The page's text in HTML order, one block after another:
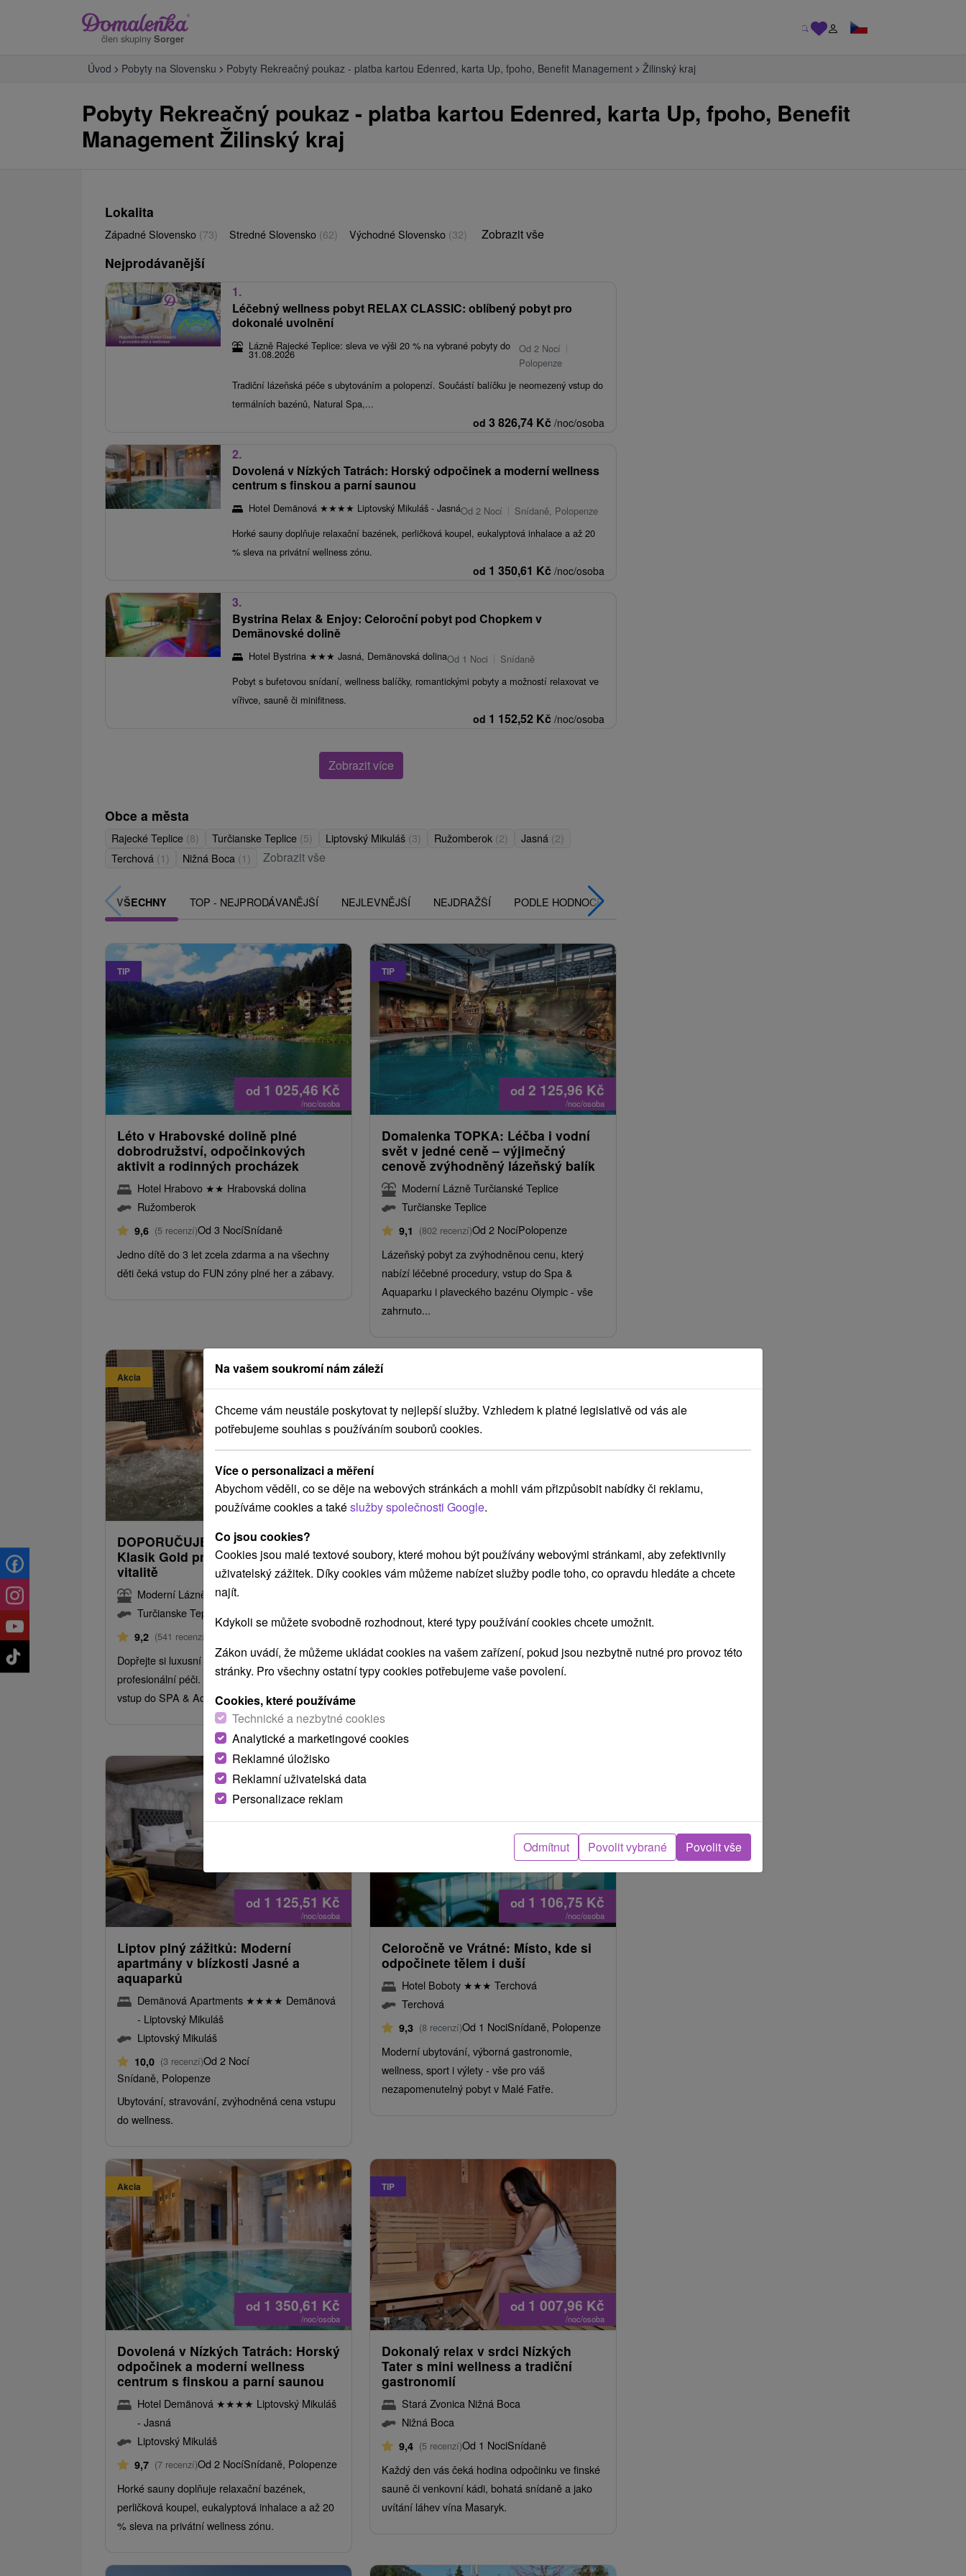
člen skupiny Sorger
Úvod Pobyty na Slovensku Pobyty Rekreačný poukaz - platba kartou Edenred, karta Up, fpoho, Benefit Management Žilinský kraj
Pobyty Rekreačný poukaz - platba kartou Edenred, karta Up, fpoho, Benefit
Management Žilinský kraj
Lokalita
Západné Slovensko (73) Stredné Slovensko (62) Východné Slovensko (32) Zobrazit vše
Nejprodávanější
1.
Léčebný wellness pobyt RELAX CLASSIC: oblíbený pobyt pro
dokonalé uvolnění
Lázně Rajecké Teplice: sleva ve výši 20 % na vybrané pobyty do
31.08.2026
Od 2 Nocí
Polopenze
Tradiční lázeňská péče s ubytováním a polopenzí. Součástí balíčku je neomezený vstup do
termálních bazénů, Natural Spa,...
od 3 826,74 Kč /noc/osoba
2.
Dovolená v Nízkých Tatrách: Horský odpočinek a moderní wellness
centrum s finskou a parní saunou
Hotel Demänová ★★★★ Liptovský Mikuláš - JasnáOd 2 Nocí
Snídaně, Polopenze
Horké sauny doplňuje relaxační bazének, perličková koupel, eukalyptová inhalace a až 20
% sleva na privátní wellness zónu.
od 1 350,61 Kč /noc/osoba
3.
Bystrina Relax & Enjoy: Celoroční pobyt pod Chopkem v
Demänovské dolině
Hotel Bystrina ★★★ Jasná, Demänovská dolinaOd 1 Noci
Snídaně
Pobyt s bufetovou snídaní, wellness balíčky, romantickými pobyty a možností relaxovat ve
vířivce, sauně či minifitness.
od 1 152,52 Kč /noc/osoba
Zobrazit více
Obce a města
Rajecké Teplice (8) Turčianske Teplice (5) Liptovský Mikuláš (3) Ružomberok (2) Jasná (2)
Terchová (1) Nižná Boca (1) Zobrazit vše
VŠECHNY TOP - NEJPRODÁVANĚJŠÍ NEJLEVNĚJŠÍ NEJDRAŽŠÍ PODLE HODNOCENÍ
TIP
od 1 025,46 Kč
/noc/osoba
Léto v Hrabovské dolině plné
dobrodružství, odpočinkových
aktivit a rodinných procházek
Hotel Hrabovo ★★ Hrabovská dolina
Ružomberok
9,6 (5 recenzí)Od 3 NocíSnídaně
Jedno dítě do 3 let zcela zdarma a na všechny
děti čeká vstup do FUN zóny plné her a zábavy.
TIP
od 2 125,96 Kč
/noc/osoba
Domalenka TOPKA: Léčba i vodní
svět v jedné ceně – výjimečný
cenově zvýhodněný lázeňský balík
Moderní Lázně Turčianské Teplice
Turčianske Teplice
9,1 (802 recenzí)Od 2 NocíPolopenze
Lázeňský pobyt za zvýhodněnou cenu, který
nabízí léčebné procedury, vstup do Spa &
Aquaparku i plaveckého bazénu Olympic - vše
zahrnuto...
Akcia
4 402,00 Kč
od3 651,66Kč
/noc/osoba
DOPORUČUJEME Zdraví na dosah:
Klasik Gold program a 21 kroků k
vitalitě
Moderní Lázně Turčianské Teplice
Turčianske Teplice
9,2 (541 recenzí)
Dopřejte si luxusní VIP zážitek a svému zdraví
profesionální péči. Procedury šité na míru a
vstup do SPA & Aquaparku.
od2 025,92Kč
srdci Turca s maximem benefitů za
výhodnou cenu
Balíček nabízí vstupní lékařskou prohlídku, 8
procedur včetně oxygenoterapie a volný vstup
AQUAPARKu.
od 1 125,51 Kč
/noc/osoba
Liptov plný zážitků: Moderní
apartmány v blízkosti Jasné a
aquaparků
Demänová Apartments ★★★★ Demänová
- Liptovský Mikuláš
Liptovský Mikuláš
10,0 (3 recenzí)Od 2 Nocí
Snídaně, Polopenze
Ubytování, stravování, zvýhodněná cena vstupu
do wellness.
od 1 106,75 Kč
/noc/osoba
Celoročně ve Vrátné: Místo, kde si
odpočinete tělem i duší
Hotel Boboty ★★★ Terchová
Terchová
9,3 (8 recenzí)Od 1 NociSnídaně, Polopenze
Moderní ubytování, výborná gastronomie,
wellness, sport i výlety - vše pro váš
nezapomenutelný pobyt v Malé Fatře.
Akcia
od 1 350,61 Kč
/noc/osoba
Dovolená v Nízkých Tatrách: Horský
odpočinek a moderní wellness
centrum s finskou a parní saunou
Hotel Demänová ★★★★ Liptovský Mikuláš
- Jasná
Liptovský Mikuláš
9,7 (7 recenzí)Od 2 NocíSnídaně, Polopenze
Horké sauny doplňuje relaxační bazének,
perličková koupel, eukalyptová inhalace a až 20
% sleva na privátní wellness zónu.
TIP
od 1 007,96 Kč
/noc/osoba
Dokonalý relax v srdci Nízkých
Tater s mini wellness a tradiční
gastronomií
Stará Zvonica Nižná Boca
Nižná Boca
9,4 (5 recenzí)Od 1 NociSnídaně
Každý den vás čeká hodina odpočinku ve finské
sauně či venkovní kádi, bohatá snídaně a jako
uvítání láhev vína Masaryk.
Na vašem soukromí nám záleží
Chceme vám neustále poskytovat ty nejlepší služby. Vzhledem k platné legislativě od vás ale
potřebujeme souhlas s používáním souborů cookies.
Více o personalizaci a měření
Abychom věděli, co se děje na webových stránkách a mohli vám přizpůsobit nabídky či reklamu,
používáme cookies a takéslužby společnosti Google.
Co jsou cookies?
Cookies jsou malé textové soubory, které mohou být používány webovými stránkami, aby zefektivnily
uživatelský zážitek. Díky cookies vám můžeme nabízet služby podle toho, co opravdu hledáte a chcete
najít.
Kdykoli se můžete svobodně rozhodnout, které typy používání cookies chcete umožnit.
Zákon uvádí, že můžeme ukládat cookies na vašem zařízení, pokud jsou nezbytně nutné pro provoz této
stránky. Pro všechny ostatní typy cookies potřebujeme vaše povolení.
Cookies, které používáme
Technické a nezbytné cookies
Analytické a marketingové cookies
Reklamné úložisko
Reklamní uživatelská data
Personalizace reklam
Odmítnut Povolit vybrané Povolit vše